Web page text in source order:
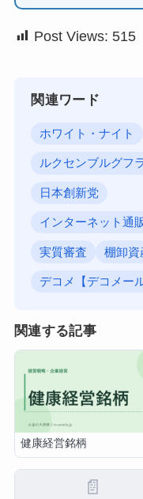
Post Views: 515
関連ワード
ホワイト・ナイト
ルクセンブルグフ
日本創新党
インターネット通
実質審査 棚卸
デコメ【デコメール
関連する記事
健康経営銘柄
📄